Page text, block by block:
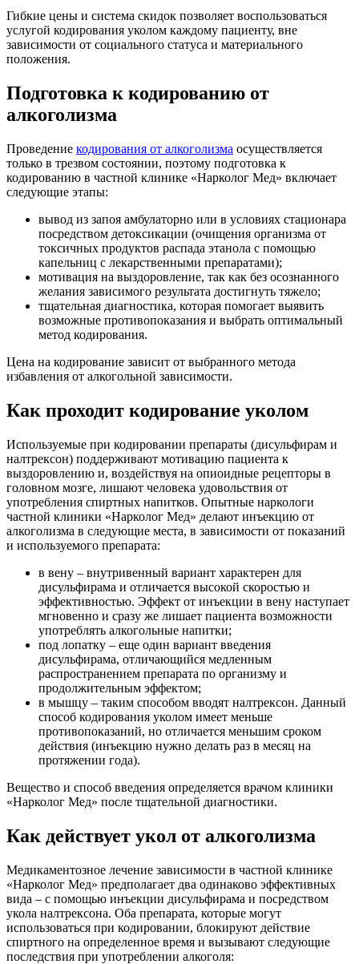
Гибкие цены и система скидок позволяет воспользоваться
услугой кодирования уколом каждому пациенту, вне
зависимости от социального статуса и материального
положения.
Подготовка к кодированию от
алкоголизма
Проведение кодирования от алкоголизма осуществляется
только в трезвом состоянии, поэтому подготовка к
кодированию в частной клинике «Нарколог Мед» включает
следующие этапы:
вывод из запоя амбулаторно или в условиях стационара
посредством детоксикации (очищения организма от
токсичных продуктов распада этанола с помощью
капельниц с лекарственными препаратами);
мотивация на выздоровление, так как без осознанного
желания зависимого результата достигнуть тяжело;
тщательная диагностика, которая помогает выявить
возможные противопоказания и выбрать оптимальный
метод кодирования.
Цена на кодирование зависит от выбранного метода
избавления от алкогольной зависимости.
Как проходит кодирование уколом
Используемые при кодировании препараты (дисульфирам и
налтрексон) поддерживают мотивацию пациента к
выздоровлению и, воздействуя на опиоидные рецепторы в
головном мозге, лишают человека удовольствия от
употребления спиртных напитков. Опытные наркологи
частной клиники «Нарколог Мед» делают инъекцию от
алкоголизма в следующие места, в зависимости от показаний
и используемого препарата:
в вену – внутривенный вариант характерен для
дисульфирама и отличается высокой скоростью и
эффективностью. Эффект от инъекции в вену наступает
мгновенно и сразу же лишает пациента возможности
употреблять алкогольные напитки;
под лопатку – еще один вариант введения
дисульфирама, отличающийся медленным
распространением препарата по организму и
продолжительным эффектом;
в мышцу – таким способом вводят налтрексон. Данный
способ кодирования уколом имеет меньше
противопоказаний, но отличается меньшим сроком
действия (инъекцию нужно делать раз в месяц на
протяжении года).
Вещество и способ введения определяется врачом клиники
«Нарколог Мед» после тщательной диагностики.
Как действует укол от алкоголизма
Медикаментозное лечение зависимости в частной клинике
«Нарколог Мед» предполагает два одинаково эффективных
вида – с помощью инъекции дисульфирама и посредством
укола налтрексона. Оба препарата, которые могут
использоваться при кодировании, блокируют действие
спиртного на определенное время и вызывают следующие
последствия при употреблении алкоголя: